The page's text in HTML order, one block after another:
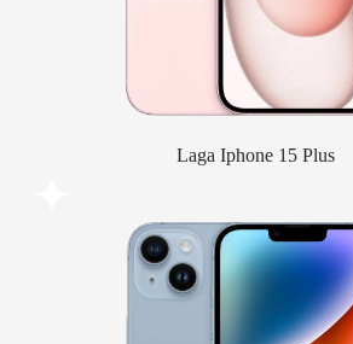
Laga Iphone 15 Plus